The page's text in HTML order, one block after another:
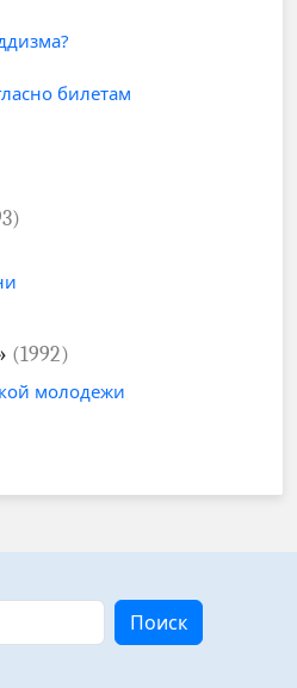
билетам
(1992)
молодежи
Поиск